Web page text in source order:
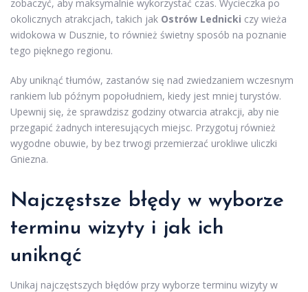
zobaczyć, aby maksymalnie wykorzystać czas. Wycieczka po
okolicznych atrakcjach, takich jak Ostrów Lednicki czy wieża
widokowa w Dusznie, to również świetny sposób na poznanie
tego pięknego regionu.
Aby uniknąć tłumów, zastanów się nad zwiedzaniem wczesnym
rankiem lub późnym popołudniem, kiedy jest mniej turystów.
Upewnij się, że sprawdzisz godziny otwarcia atrakcji, aby nie
przegapić żadnych interesujących miejsc. Przygotuj również
wygodne obuwie, by bez trwogi przemierzać urokliwe uliczki
Gniezna.
Najczęstsze błędy w wyborze
terminu wizyty i jak ich
uniknąć
Unikaj najczęstszych błędów przy wyborze terminu wizyty w